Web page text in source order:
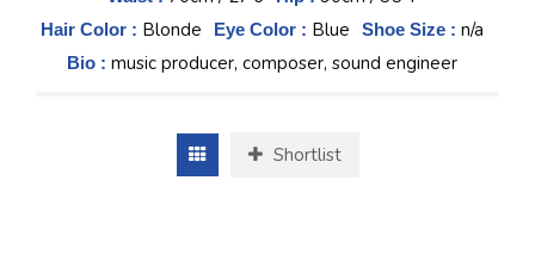
Hair Color : Blonde Eye Color : Blue Shoe Size : n/a
Bio : music producer, composer, sound engineer
Shortlist